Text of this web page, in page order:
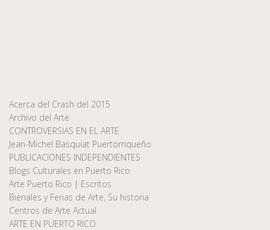
Acerca del Crash del 2015
Archivo del Arte
CONTROVERSIAS EN EL ARTE
Jean-Michel Basquiat Puertorriqueño
PUBLICACIONES INDEPENDIENTES
Blogs Culturales en Puerto Rico
Arte Puerto Rico | Escritos
Bienales y Ferias de Arte, Su historia
Centros de Arte Actual
ARTE EN PUERTO RICO